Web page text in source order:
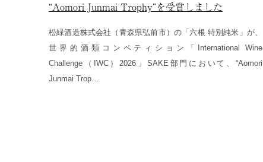
“Aomori Junmai Trophy”を受賞しました
松緑酒造株式会社（青森県弘前市）の「六根 特別純米」が、
世界的酒類コンペティション「International Wine
Challenge（IWC）2026」SAKE部門において、“Aomori
Junmai Trop…